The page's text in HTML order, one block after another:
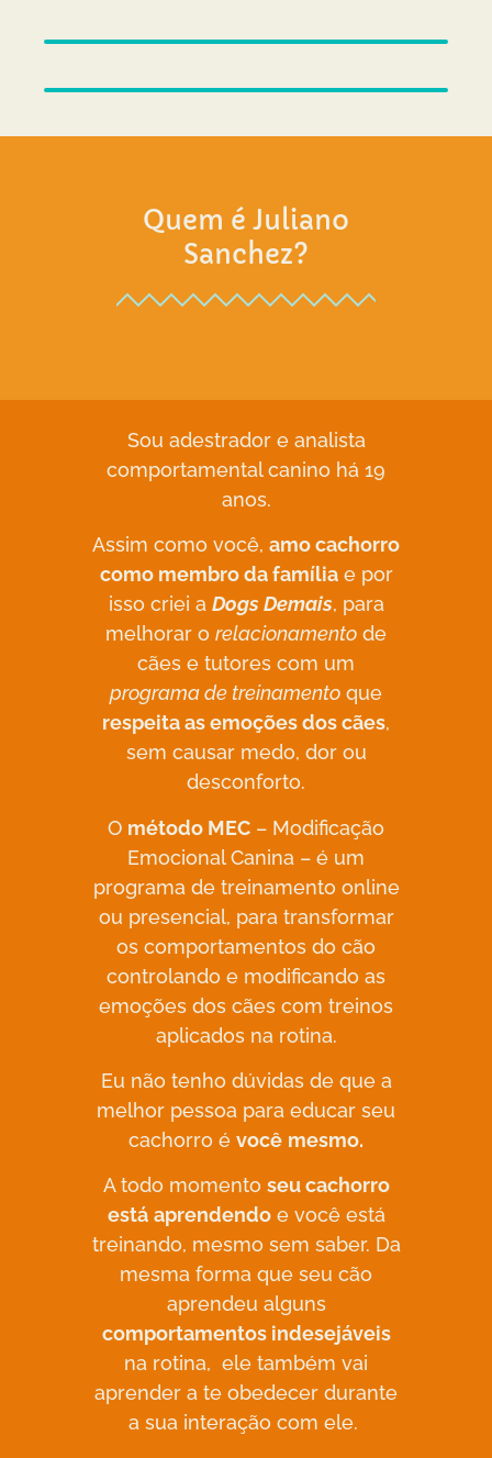
Quem é Juliano
Sanchez?
Sou adestrador e analista
comportamental canino há 19
anos.
Assim como você, amo cachorro
como membro da famíliae por
isso criei a Dogs Demais, para
melhorar o relacionamento de
cães e tutores com um
programa de treinamento que
respeita as emoções dos cães,
sem causar medo, dor ou
desconforto.
O método MEC – Modificação
Emocional Canina – é um
programa de treinamento online
ou presencial, para transformar
os comportamentos do cão
controlando e modificando as
emoções dos cães com treinos
aplicados na rotina.
Eu não tenho dúvidas de que a
melhor pessoa para educar seu
cachorro é você mesmo.
A todo momento seu cachorro
está aprendendoe você está
treinando, mesmo sem saber. Da
mesma forma que seu cão
aprendeu alguns
comportamentos indesejáveis
na rotina, ele também vai
aprender a te obedecer durante
a sua interação com ele.